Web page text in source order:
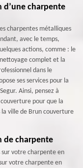
charpente
charpentes métalliques
avec le temps,
actions, comme : le
complet et la
dans le
ses services pour la
Ainsi, pensez à
pour que la
ville de Brun couverture
de charpente
sur votre charpente en
votre charpente en